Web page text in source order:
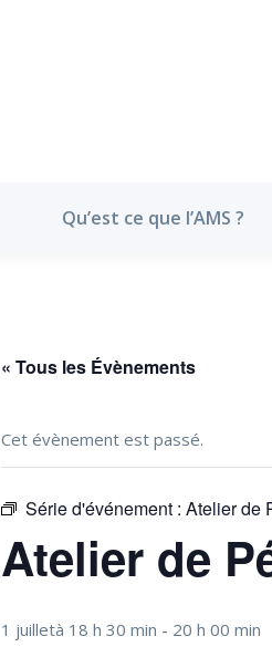
Qu’est ce que l’AMS ?
« Tous les Évènements
Cet évènement est passé.
Série d'événement : Atelier de
Atelier de
1 juilletà 18 h 30 min - 20 h 00 min